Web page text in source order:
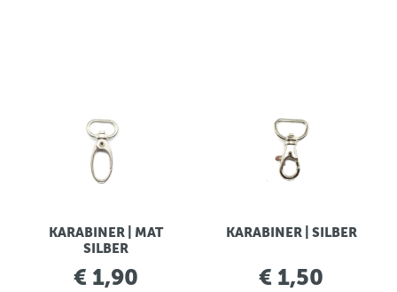
KARABINER | MAT
SILBER
€ 1,90
KARABINER | SILBER
€ 1,50